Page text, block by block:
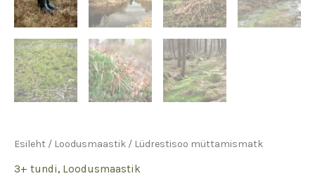
Esileht / Loodusmaastik / Lüdrestisoo müttamismatk
3+ tundi, Loodusmaastik